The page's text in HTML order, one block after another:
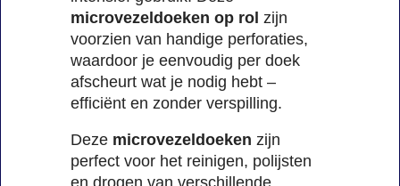
microvezeldoeken op rol zijn
voorzien van handige perforaties,
waardoor je eenvoudig per doek
afscheurt wat je nodig hebt –
efficiënt en zonder verspilling.
Deze microvezeldoeken zijn
perfect voor het reinigen, polijsten